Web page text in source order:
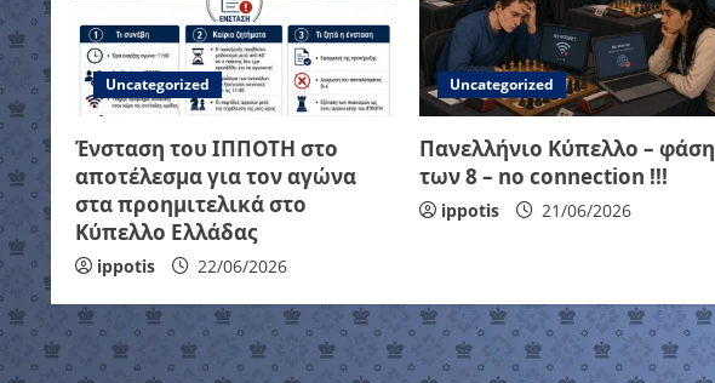
Uncategorized
Ένσταση του ΙΠΠΟΤΗ στο
αποτέλεσμα για τον αγώνα
στα προημιτελικά στο
Κύπελλο Ελλάδας
ippotis 22/06/2026
Uncategorized
Πανελλήνιο Κύπελλο – φάση
των 8 – no connection !!!
ippotis 21/06/2026